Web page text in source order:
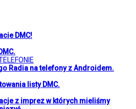
DMC!
Radia na telefony z Androidem.
listy DMC.
z imprez w których mieliśmy